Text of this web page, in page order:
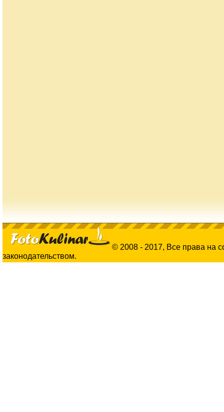
© 2008 - 2017, Все права на
законодательством.